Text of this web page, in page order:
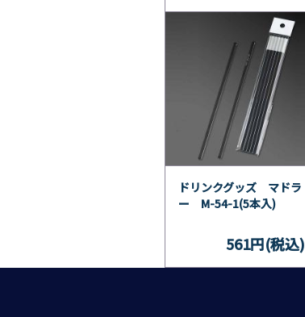
ドリンクグッズ マドラ
ー M-54-1(5本入)
561円(税込)